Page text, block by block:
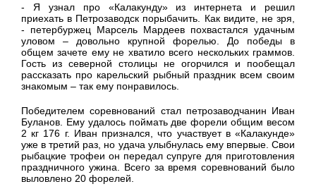
- Я узнал про «Калакунду» из интернета и решил
приехать в Петрозаводск порыбачить. Как видите, не зря,
- петербуржец Марсель Мардеев похвастался удачным
уловом – довольно крупной форелью. До победы в
общем зачете ему не хватило всего нескольких граммов.
Гость из северной столицы не огорчился и пообещал
рассказать про карельский рыбный праздник всем своим
знакомым – так ему понравилось.
Победителем соревнований стал петрозаводчанин Иван
Буланов. Ему удалось поймать две форели общим весом
2 кг 176 г. Иван признался, что участвует в «Калакунде»
уже в третий раз, но удача улыбнулась ему впервые. Свои
рыбацкие трофеи он передал супруге для приготовления
праздничного ужина. Всего за время соревнований было
выловлено 20 форелей.